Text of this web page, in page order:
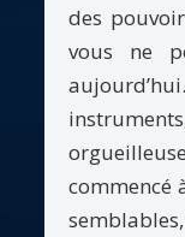
des
vous ne
commencé